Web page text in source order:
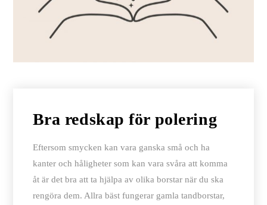
Bra redskap för polering
Eftersom smycken kan vara ganska små och ha
kanter och håligheter som kan vara svåra att komma
åt är det bra att ta hjälpa av olika borstar när du ska
rengöra dem. Allra bäst fungerar gamla tandborstar,